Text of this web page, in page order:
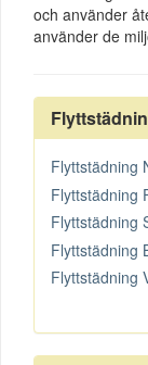
och använder
använder de
Flyttstädning
Flyttstädning
Flyttstädning
Flyttstädning
Flyttstädning